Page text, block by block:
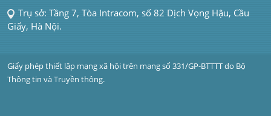
Trụ sở: Tầng 7, Tòa Intracom, số 82 Dịch Vọng Hậu, Cầu
Giấy, Hà Nội.
Giấy phép thiết lập mạng xã hội trên mạng số 331/GP-BTTTT do Bộ
Thông tin và Truyền thông.